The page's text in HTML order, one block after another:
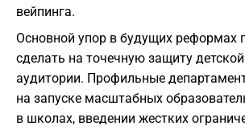
вейпинга.
Основной упор в будущих реформах
сделать на точечную защиту
аудитории. Профильные
на запуске масштабных
в школах, введении жестких